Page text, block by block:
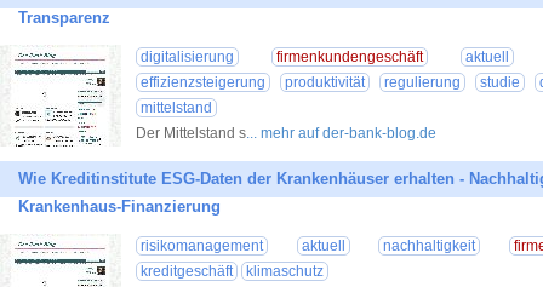
Transparenz
digitalisierung firmenkundengeschäft
aktuell
effizienzsteigerung
produktivität regulierung studie
mittelstand
Der Mittelstand s... mehr auf der-bank-blog.de
Wie Kreditinstitute ESG-Daten der Krankenhäuser erhalten -
Krankenhaus-Finanzierung
risikomanagement aktuell nachhaltigkeit
kreditgeschäft
klimaschutz